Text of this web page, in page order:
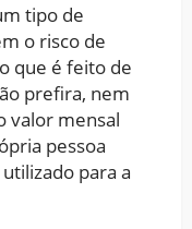
tipo de
o risco de
que é feito de
prefira, nem
valor mensal
pessoa
para a